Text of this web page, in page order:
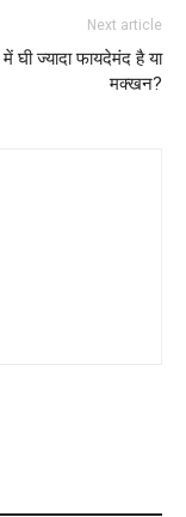
Next article
घी ज्यादा फायदेमंद है या
मक्खन?